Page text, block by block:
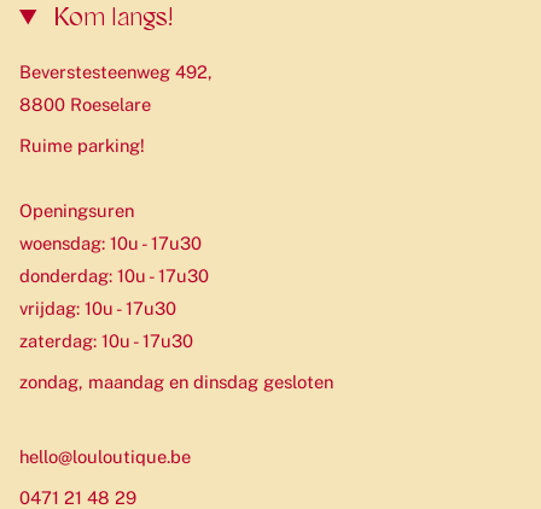
Kom langs!
Beverstesteenweg 492,
8800 Roeselare
Ruime parking!
Openingsuren
woensdag: 10u - 17u30
donderdag: 10u - 17u30
vrijdag: 10u - 17u30
zaterdag: 10u - 17u30
zondag, maandag en dinsdag gesloten
hello@louloutique.be
0471 21 48 29